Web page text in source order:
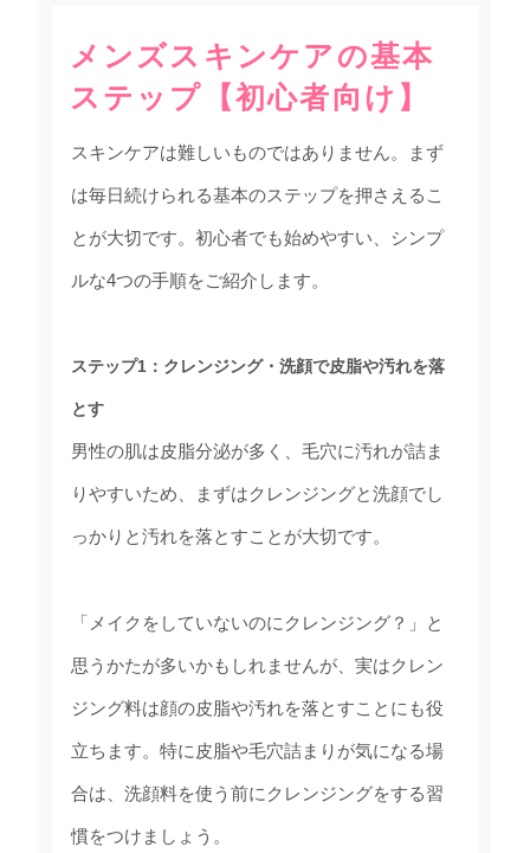
メンズスキンケアの基本
ステップ【初心者向け】
スキンケアは難しいものではありません。まず
は毎日続けられる基本のステップを押さえるこ
とが大切です。初心者でも始めやすい、シンプ
ルな4つの手順をご紹介します。
ステップ1：クレンジング・洗顔で皮脂や汚れを落
とす
男性の肌は皮脂分泌が多く、毛穴に汚れが詰ま
りやすいため、まずはクレンジングと洗顔でし
っかりと汚れを落とすことが大切です。
「メイクをしていないのにクレンジング？」と
思うかたが多いかもしれませんが、実はクレン
ジング料は顔の皮脂や汚れを落とすことにも役
立ちます。特に皮脂や毛穴詰まりが気になる場
合は、洗顔料を使う前にクレンジングをする習
慣をつけましょう。